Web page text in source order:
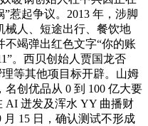
惹起争议。2013 年，涉脚
械人、短途出行、餐饮地
竭弹出红色文字“你的账
。西贝创始人贾国龙否
等其他项目标开辟。山姆
创优品从 0 到 100 亿大要
AI 迸发及浑水 YY 曲播财
月 15 日，确认测试不形成